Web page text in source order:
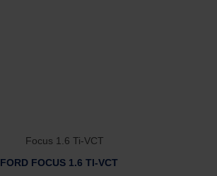
FORD FOCUS 1.6 TI-VCT